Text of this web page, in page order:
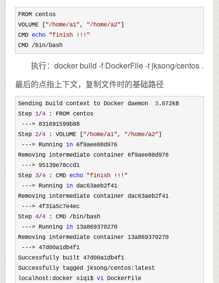
FROM centos
VOLUME [ "/home/a1", "/home/a2"
CMD echo "finish !!! "
CMD /bin/bash
执行：docker build -f DockerFile -t jksong/centos .
最后的点指上下文，复制文件时的基础路径
Sending build context to Docker daemon 3 .072kB
Step 1/4 : FROM centos
---> 831691599b88
Step 2/4 : VOLUME [ "/home/a1", "/home/a2"
---> Running in 6f9aee88d976
Removing intermediate container 6f9aee88d976
---> 95139e78ccd1
Step 3/4 : CMD echo "finish !!! "
---> Running in dac63aeb2f41
Removing intermediate container dac63aeb2f41
---> 4f31a5c7e4ec
Step 4/4 : CMD /bin/bash
---> Running in 13a869370270
Removing intermediate container 13a869370270
---> 47d00a1db4f1
Successfully built 47d00a1db4f1
Successfully tagged jksong/centos:latest
localhost:docker siqi$ vi DockerFile